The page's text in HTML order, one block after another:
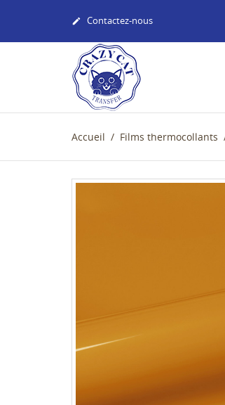
 Contactez-nous
Accueil Films thermocollants